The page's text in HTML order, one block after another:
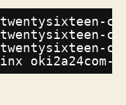
twentysixteen-
twentysixteen-
twentysixteen-